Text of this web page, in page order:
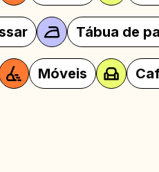
Ferro de passar
Cafeteira